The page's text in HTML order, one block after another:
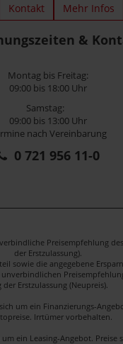
Kontakt Mehr Infos
&
Montag bis Freitag:
09:00 bis 18:00 Uhr
Samstag:
09:00 bis 13:00 Uhr
nach Vereinbarung
0 721 956 11-0
Preisempfehlung
der Erstzulassung).
sowie die angegebene
der Erstzulassung (Neupreis).
um ein Finanzierungs-
Irrtümer vorbehalten.
ein Leasing-Angebot. Preise